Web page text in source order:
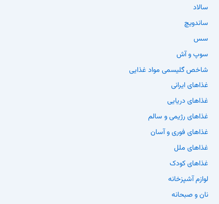
سالاد
ساندویچ
سس
سوپ و آش
شاخص گلیسمی مواد غذایی
غذاهای ایرانی
غذاهای دریایی
غذاهای رژیمی و سالم
غذاهای فوری و آسان
غذاهای ملل
غذاهای کودک
لوازم آشپزخانه
نان و صبحانه